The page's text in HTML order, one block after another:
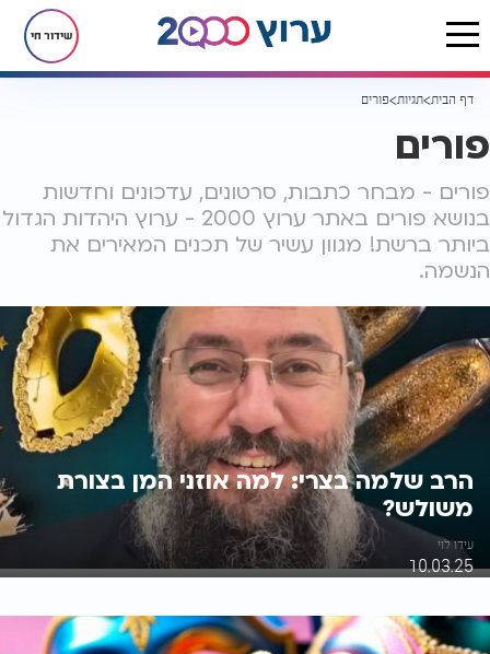
שידור חי
דף הבית תגיות פורים
פורים
פורים - מבחר כתבות, סרטונים, עדכונים וחדשות
בנושא פורים באתר ערוץ 2000 - ערוץ היהדות הגדול
ביותר ברשת! מגוון עשיר של תכנים המאירים את
הנשמה.
הרב שלמה בצרי: למה אוזני המן בצורת
משולש?
עידו לוי
10.03.25